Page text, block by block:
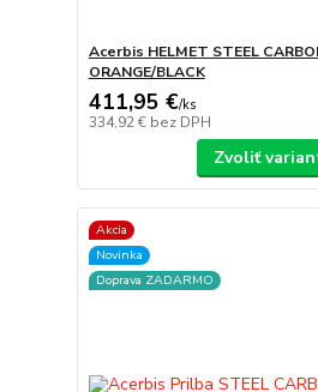
Acerbis HELMET STEEL
ORANGE/BLACK
411,95 €/ks
334,92 € bez DPH
Zvoliť
Akcia
Novinka
Doprava ZADARMO